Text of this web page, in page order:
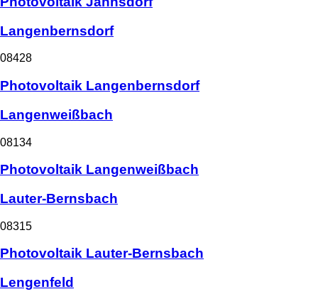
Langenbernsdorf
08428
Photovoltaik Langenbernsdorf
Langenweißbach
08134
Photovoltaik Langenweißbach
Lauter-Bernsbach
08315
Photovoltaik Lauter-Bernsbach
Lengenfeld